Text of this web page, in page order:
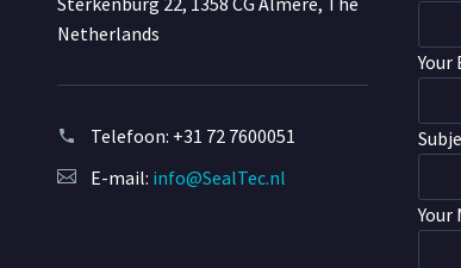
Netherlands
Telefoon: +31 72 7600051
E-mail: info@SealTec.nl
Your
Your